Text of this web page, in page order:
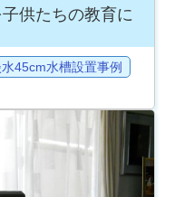
供たちの教育に
45cm水槽設置事例